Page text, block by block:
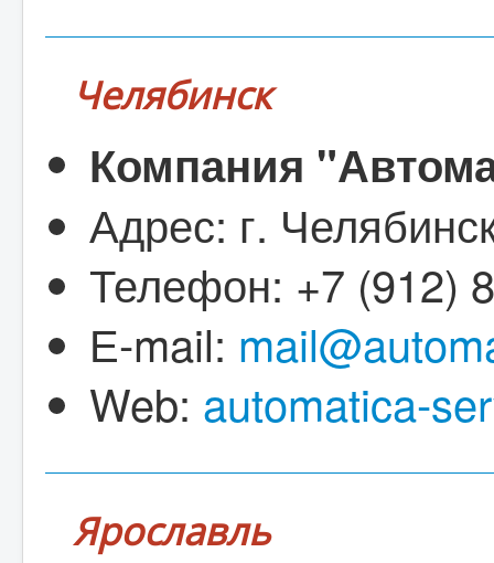
Челябинск
Компания
Адрес: г.
Телефон: +7 (912)
Е-mail:
Web: automatica-
Ярославль